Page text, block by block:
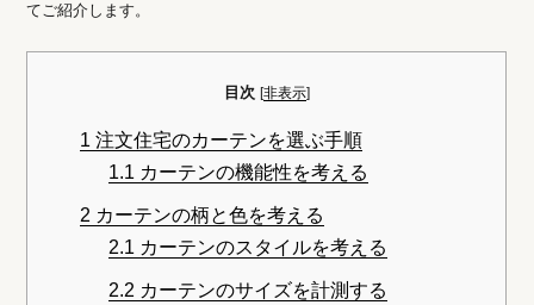
てご紹介します。
目次 [非表示]
1 注文住宅のカーテンを選ぶ手順
1.1カーテンの機能性を考える
2 カーテンの柄と色を考える
2.1カーテンのスタイルを考える
2.2 カーテンのサイズを計測する